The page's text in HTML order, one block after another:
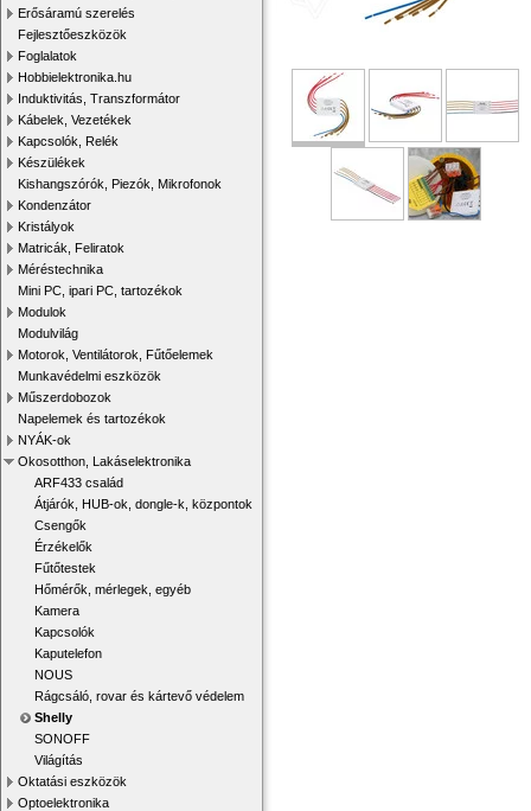
Erősáramú szerelés
Fejlesztőeszközök
Foglalatok
Hobbielektronika.hu
Induktivitás, Transzformátor
Kábelek, Vezetékek
Kapcsolók, Relék
Készülékek
Kishangszórók, Piezók, Mikrofonok
Kondenzátor
Kristályok
Matricák, Feliratok
Méréstechnika
Mini PC, ipari PC, tartozékok
Modulok
Modulvilág
Motorok, Ventilátorok, Fűtőelemek
Munkavédelmi eszközök
Műszerdobozok
Napelemek és tartozékok
NYÁK-ok
Okosotthon, Lakáselektronika
ARF433 család
Átjárók, HUB-ok, dongle-k, központok
Csengők
Érzékelők
Fűtőtestek
Hőmérők, mérlegek, egyéb
Kamera
Kapcsolók
Kaputelefon
NOUS
Rágcsáló, rovar és kártevő védelem
Shelly
SONOFF
Világítás
Oktatási eszközök
Optoelektronika